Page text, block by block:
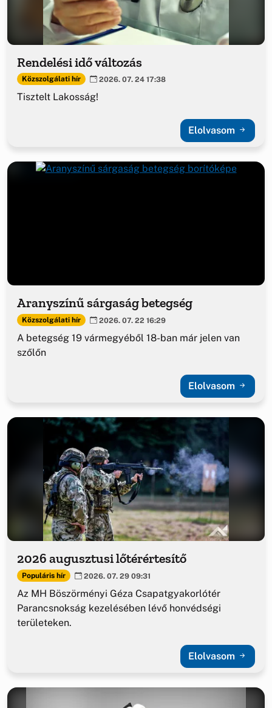
Rendelési idő változás
Közszolgálati hír 2026. 07. 24 17:38
Tisztelt Lakosság!
Elolvasom
Aranyszínű sárgaság betegség
Közszolgálati hír 2026. 07. 22 16:29
A betegség 19 vármegyéből 18-ban már jelen van
szőlőn
Elolvasom
2026 augusztusi lőtérértesítő
Populáris hír 2026. 07. 29 09:31
Az MH Böszörményi Géza Csapatgyakorlótér
Parancsnokság kezelésében lévő honvédségi
területeken.
Elolvasom